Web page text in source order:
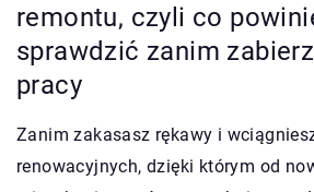
remontu, czyli co
sprawdzić zanim
pracy
Zanim zakasasz rękawy i
renowacyjnych, dzięki którym od